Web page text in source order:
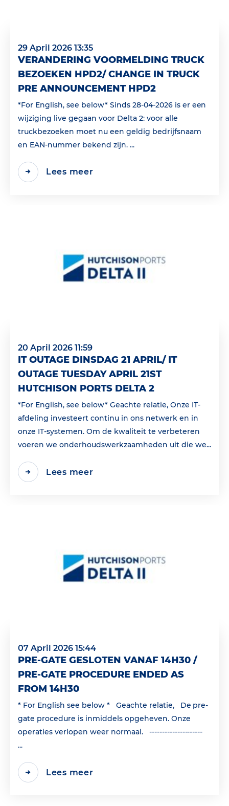
29 April 2026 13:35
VERANDERING VOORMELDING TRUCK
BEZOEKEN HPD2/ CHANGE IN TRUCK
PRE ANNOUNCEMENT HPD2
*For English, see below* Sinds 28-04-2026 is er een
wijziging live gegaan voor Delta 2: voor alle
truckbezoeken moet nu een geldig bedrijfsnaam
en EAN‑nummer bekend zijn. ...
Lees meer
20 April 2026 11:59
IT OUTAGE DINSDAG 21 APRIL/ IT
OUTAGE TUESDAY APRIL 21ST
HUTCHISON PORTS DELTA 2
*For English, see below* Geachte relatie, Onze IT-
afdeling investeert continu in ons netwerk en in
onze IT-systemen. Om de kwaliteit te verbeteren
voeren we onderhoudswerkzaamheden uit die we...
Lees meer
07 April 2026 15:44
PRE-GATE GESLOTEN VANAF 14H30 /
PRE-GATE PROCEDURE ENDED AS
FROM 14H30
* For English see below * Geachte relatie, De pre-
gate procedure is inmiddels opgeheven. Onze
operaties verlopen weer normaal. ---------------------
...
Lees meer